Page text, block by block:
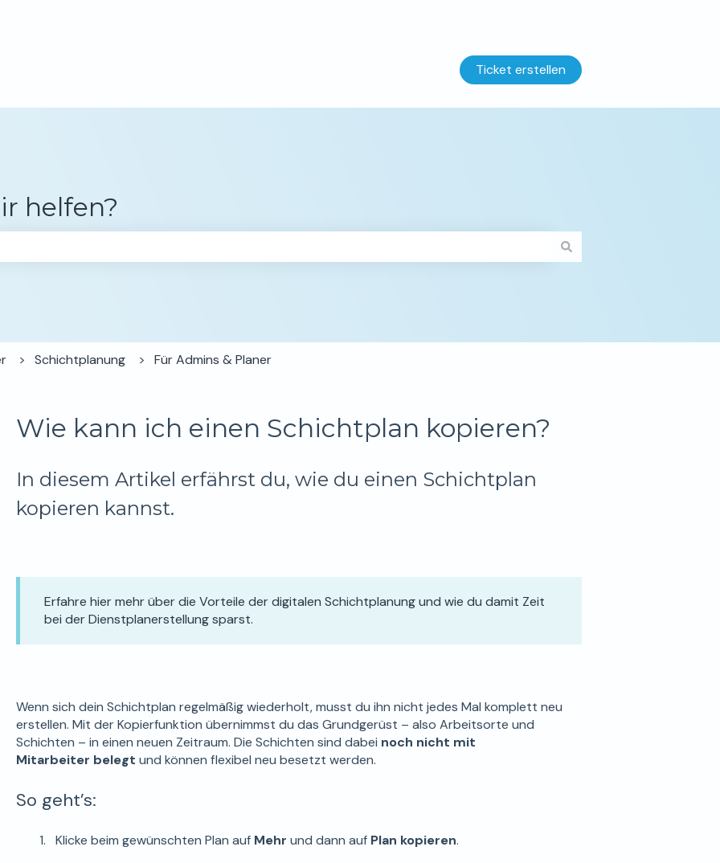
anzeigen
Ticket erstellen
helfen?
Schichtplanung Für Admins & Planer
Wie kann ich einen Schichtplan kopieren?
In diesem Artikel erfährst du, wie du einen Schichtplan
kopieren kannst.
Erfahre hier mehr über die Vorteile der digitalen Schichtplanung und wie du damit Zeit
bei der Dienstplanerstellung sparst.
Wenn sich dein Schichtplan regelmäßig wiederholt, musst du ihn nicht jedes Mal komplett neu
erstellen. Mit der Kopierfunktion übernimmst du das Grundgerüst – also Arbeitsorte und
Schichten – in einen neuen Zeitraum. Die Schichten sind dabei noch nicht mit
Mitarbeiter belegt und können flexibel neu besetzt werden.
So geht’s:
Klicke beim gewünschten Plan auf Mehr und dann auf Plan kopieren.